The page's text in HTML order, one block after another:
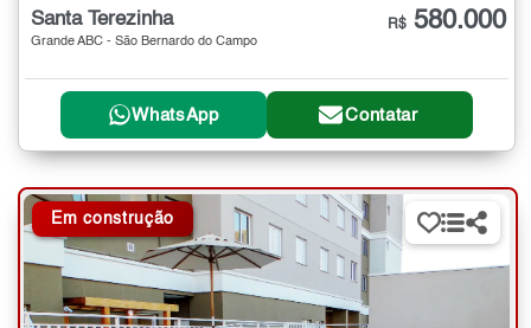
Santa Terezinha
Grande ABC - São Bernardo do Campo
R$ 580.000
WhatsApp Contatar
Em construção